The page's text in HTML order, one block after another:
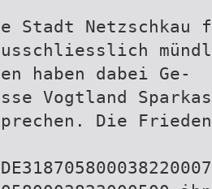
Stadt Netzschkau
haben dabei Ge-
Vogtland
Die